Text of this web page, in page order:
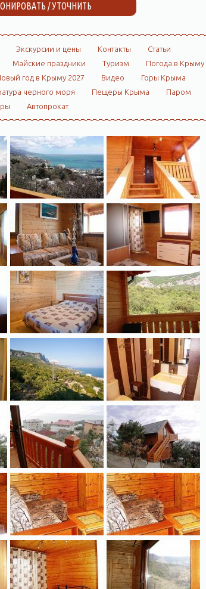
/ УТОЧНИТЬ
Экскурсии и цены Контакты
Статьи
Майские праздники Туризм
Погода в Крыму
год в Крыму 2027 Видео
Горы Крыма
черного моря Пещеры Крыма
Паром
Автопрокат